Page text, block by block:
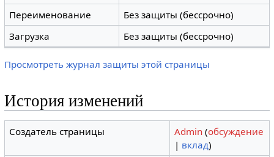
Переименование
Без защиты (бессрочно)
Загрузка
Без защиты (бессрочно)
Просмотреть журнал защиты этой страницы
История изменений
Создатель страницы Admin (обсуждение
| вклад)